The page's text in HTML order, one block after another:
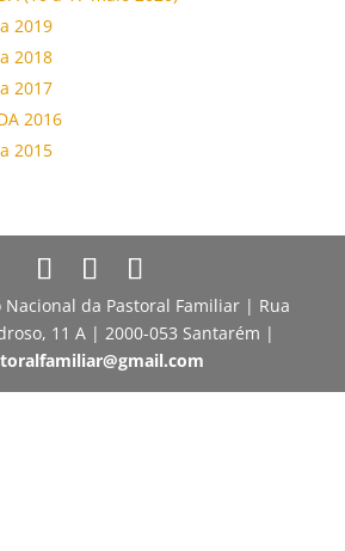
2019
2018
2017
2016
2015
Nacional da Pastoral Familiar | Rua
11 A | 2000-053 Santarém |